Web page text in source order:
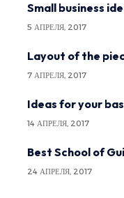
Small business
5 АПРЕЛЯ, 2017
Layout of the
7 АПРЕЛЯ, 2017
Ideas for your
14 АПРЕЛЯ, 2017
Best School of
24 АПРЕЛЯ, 2017